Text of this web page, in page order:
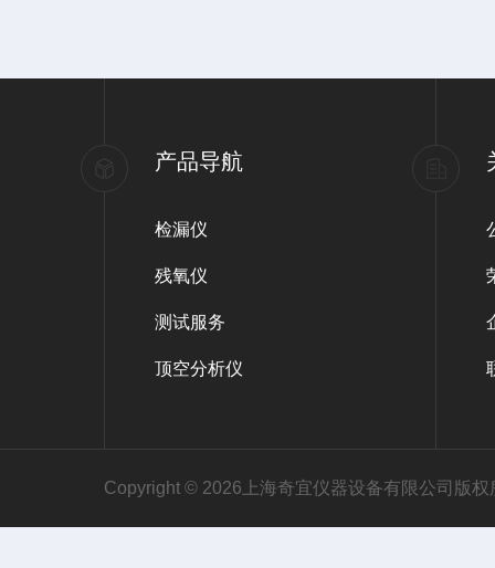
产品导航
检漏仪
残氧仪
测试服务
顶空分析仪
Copyright © 2026上海奇宜仪器设备有限公司版